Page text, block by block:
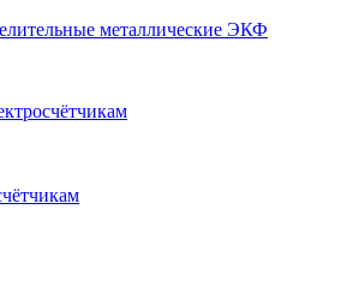
металлические ЭКФ